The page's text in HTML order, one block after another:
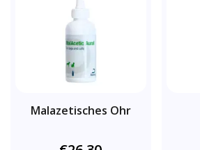
Malazetisches Ohr